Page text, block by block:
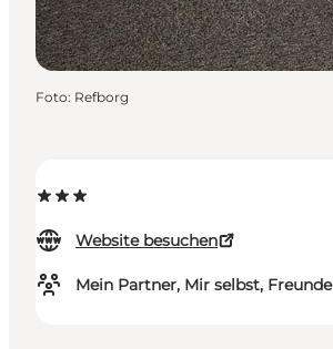
Website besuchen
Mein Partner, Mir selbst, Freunde
Foto: Refborg